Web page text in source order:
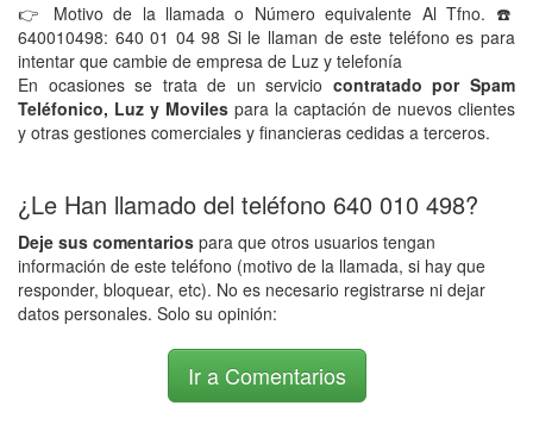
👉 Motivo de la llamada o Número equivalente Al Tfno. ☎️
640010498: 640 01 04 98 Si le llaman de este teléfono es para
intentar que cambie de empresa de Luz y telefonía
En ocasiones se trata de un servicio contratado por Spam
Teléfonico, Luz y Moviles para la captación de nuevos clientes
y otras gestiones comerciales y financieras cedidas a terceros.
¿Le Han llamado del teléfono 640 010 498?
Deje sus comentarios para que otros usuarios tengan
información de este teléfono (motivo de la llamada, si hay que
responder, bloquear, etc). No es necesario registrarse ni dejar
datos personales. Solo su opinión:
Ir a Comentarios